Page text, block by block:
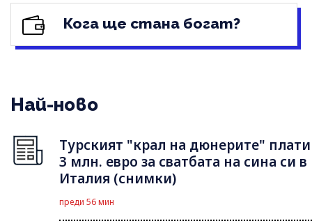
Кога ще стана богат?
Най-ново
Турският "крал на дюнерите" плати
3 млн. евро за сватбата на сина си в
Италия (снимки)
преди 56 мин